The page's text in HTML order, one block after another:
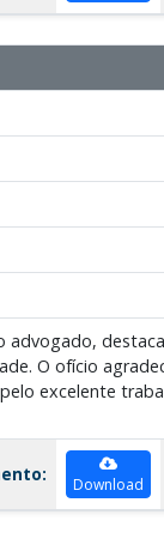
advogado,
O ofício
excelente
Download